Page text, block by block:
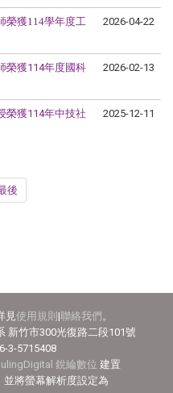
榮獲114學年度工
2026-04-22
榮獲114年度國科
2026-02-13
榮獲114年中技社
2025-12-11
後
見使用規則 |聯絡我們 。
新竹市300光復路二段101號
3-5715408
銳綸數位 建置
並將螢幕解析度設定為